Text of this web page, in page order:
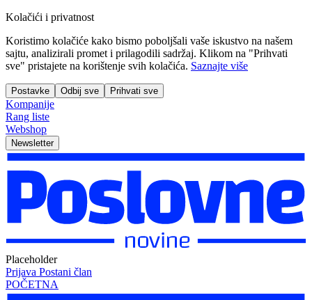
Kolačići i privatnost
Koristimo kolačiće kako bismo poboljšali vaše iskustvo na našem
sajtu, analizirali promet i prilagodili sadržaj. Klikom na "Prihvati
sve" pristajete na korištenje svih kolačića. Saznajte više
Postavke Odbij sve Prihvati sve
Kompanije
Rang liste
Webshop
Newsletter
Placeholder
Prijava Postani član
POČETNA